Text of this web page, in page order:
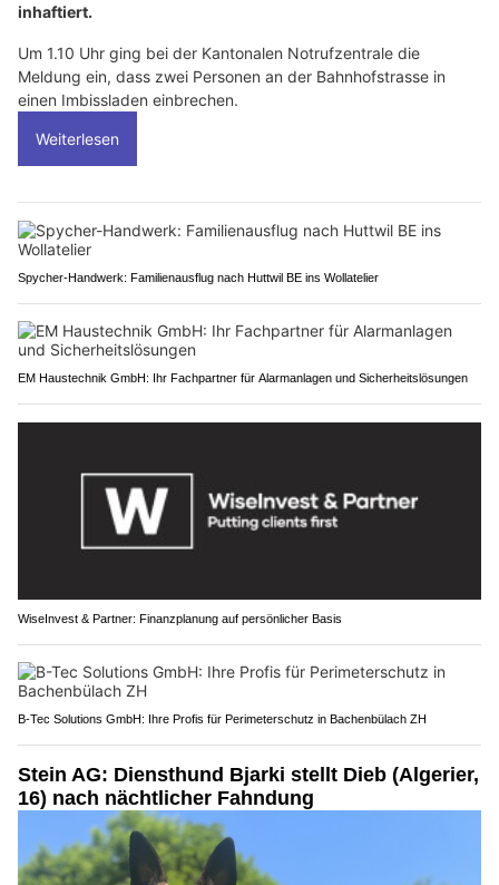
inhaftiert.
Um 1.10 Uhr ging bei der Kantonalen Notrufzentrale die
Meldung ein, dass zwei Personen an der Bahnhofstrasse in
einen Imbissladen einbrechen.
Weiterlesen
Spycher-Handwerk: Familienausflug nach Huttwil BE ins Wollatelier
EM Haustechnik GmbH: Ihr Fachpartner für Alarmanlagen und Sicherheitslösungen
WiseInvest & Partner: Finanzplanung auf persönlicher Basis
B-Tec Solutions GmbH: Ihre Profis für Perimeterschutz in Bachenbülach ZH
Stein AG: Diensthund Bjarki stellt Dieb (Algerier,
16) nach nächtlicher Fahndung